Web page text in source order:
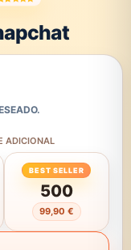
ADICIONAL
500
99,90 €
BEST SELLER